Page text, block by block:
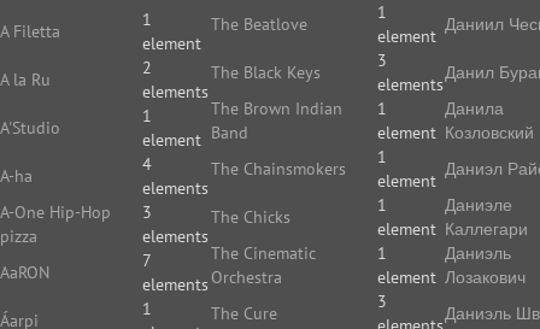
A Filetta
1
element
A la Ru
2
elements
A'Studio
1
element
A-ha
4
elements
A-One Hip-Hop
pizza
3
elements
AaRON
7
elements
Áarpi
1
The Beatlove
1
element
The Black Keys
3
elements
The Brown Indian
Band
1
element
The Chainsmokers
1
element
The Chicks
1
element
The Cinematic
Orchestra
1
element
The Cure
3
Даниил
Данил
Данила
Козловский
Даниэл
Даниэле
Каллегари
Даниэль
Лозакович
Даниэль